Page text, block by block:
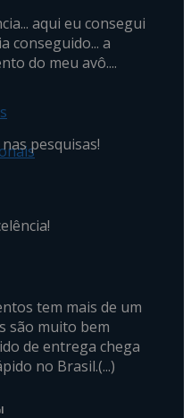
aqui eu consegui
conseguido... a
do meu avô....
pesquisas!
tem mais de um
são muito bem
de entrega chega
no Brasil.(...)